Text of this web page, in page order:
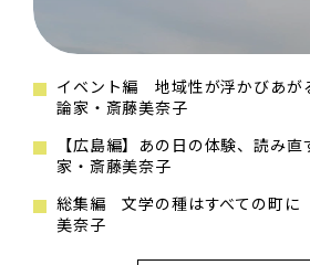
イベント編 地域性が浮かびあ
論家・斎藤美奈子
【広島編】あの日の体験、読み
家・斎藤美奈子
総集編 文学の種はすべての町
美奈子